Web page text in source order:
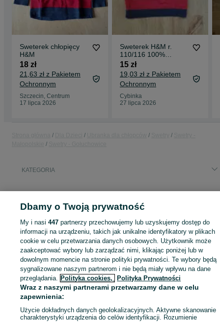
Sweterek chłopięcy
H&M
18 zł
21,63 zł z Pakietem
Ochronnym
Szczecin, Centrum
17 lipca 2026
Sweterek H&M r.
110/116 100%
bawełna
15 zł
19,03 zł z Pakietem
Ochronnym
Cybinka
27 lipca 2026
KATEGORIA
Zaloguj się lub załóż konto na OLX, aby skontaktować się z
sprzedającym
Zaloguj się / Załóż konto
Zadzwoń / SMS Wyślij wiadomość
Dbamy o Twoją prywatność
My i nasi447 partnerzy przechowujemy lub uzyskujemy dostęp do
informacji na urządzeniu, takich jak unikalne identyfikatory w plikach
cookie w celu przetwarzania danych osobowych. Użytkownik może
zaakceptować wybory lub zarządzać nimi, klikając poniżej lub w
dowolnym momencie na stronie polityki prywatności. Te wybory będą
sygnalizowane naszym partnerom i nie będą miały wpływu na dane
przeglądania. Polityka cookies, Polityka Prywatności
Wraz z naszymi partnerami przetwarzamy dane w celu
zapewnienia:
Użycie dokładnych danych geolokalizacyjnych. Aktywne skanowanie
charakterystyki urządzenia do celów identyfikacji. Rozumienie